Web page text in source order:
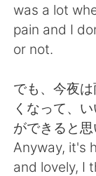
was a lot
pain and I
or not.
でも、今夜
くなって、
ができると
Anyway, it's
and lovely, I